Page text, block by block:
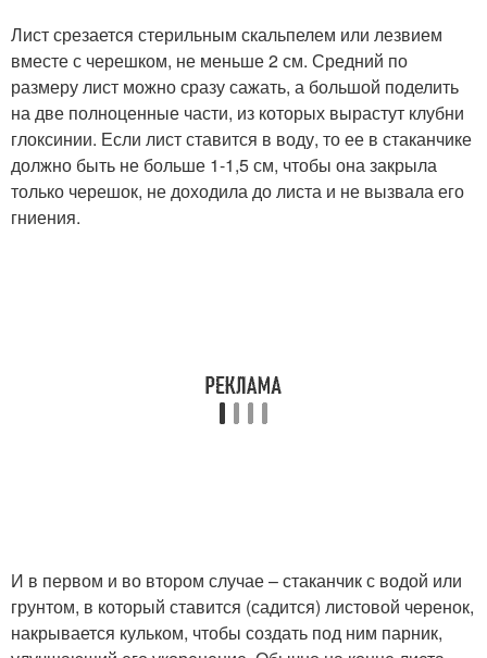
Лист срезается стерильным скальпелем или лезвием
вместе с черешком, не меньше 2 см. Средний по
размеру лист можно сразу сажать, а большой поделить
на две полноценные части, из которых вырастут клубни
глоксинии. Если лист ставится в воду, то ее в стаканчике
должно быть не больше 1-1,5 см, чтобы она закрыла
только черешок, не доходила до листа и не вызвала его
гниения.
И в первом и во втором случае – стаканчик с водой или
грунтом, в который ставится (садится) листовой черенок,
накрывается кульком, чтобы создать под ним парник,